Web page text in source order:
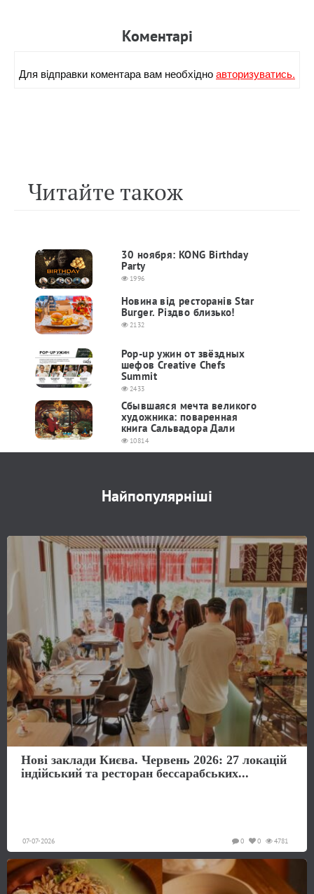
Коментарi
Для вiдправки коментара вам необхiдноавторизуватись.
Читайте також
30 ноября: KONG Birthday
Party
1996
Новина від ресторанів Star
Burger. Різдво близько!
2132
Pop-up ужин от звёздных
шефов Creative Chefs
Summit
2433
Сбывшаяся мечта великого
художника: поваренная
книга Сальвадора Дали
10814
Найпопулярніші
Нові заклади Києва. Червень 2026: 27 локацій
індійський та ресторан бессарабських...
07-07-2026 4781
0
0